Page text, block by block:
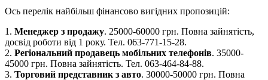
Ось перелік найбільш фінансово вигідних пропозицій:
1. Менеджер з продажу. 25000-60000 грн. Повна зайнятість,
досвід роботи від 1 року. Тел. 063-771-15-28.
2. Регіональний продавець мобільних телефонів. 35000-
45000 грн. Повна зайнятість. Тел. 063-464-84-88.
3. Торговий представник з авто. 30000-50000 грн. Повна